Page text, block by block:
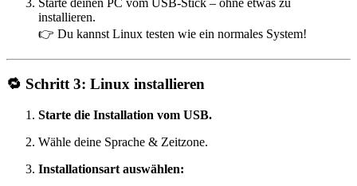
Starte deinen PC vom USB-Stick – ohne etwas zu
installieren.
👉 Du kannst Linux testen wie ein normales System!
🔁 Schritt 3: Linux installieren
Starte die Installation vom USB.
Wähle deine Sprache & Zeitzone.
Installationsart auswählen: